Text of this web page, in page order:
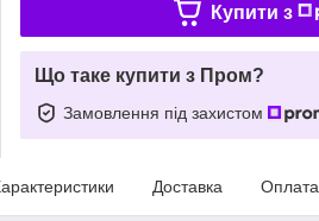
Купити з
Що таке купити з Пром?
Замовлення під захистом
Доставка Оплата